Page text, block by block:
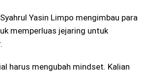
Yasin Limpo mengimbau para
memperluas jejaring untuk
harus mengubah mindset. Kalian